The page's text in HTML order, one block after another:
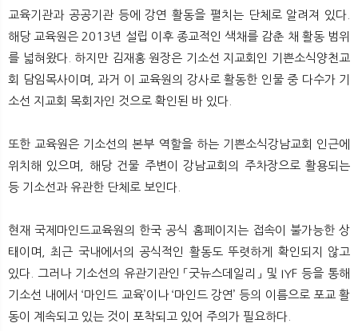
교육기관과 공공기관 등에 강연 활동을 펼치는 단체로 알려져 있다.
해당 교육원은 2013년 설립 이후 종교적인 색채를 감춘 채 활동 범위
를 넓혀왔다. 하지만 김재홍 원장은 기소선 지교회인 기쁜소식양천교
회 담임목사이며, 과거 이 교육원의 강사로 활동한 인물 중 다수가 기
소선 지교회 목회자인 것으로 확인된 바 있다.
또한 교육원은 기소선의 본부 역할을 하는 기쁜소식강남교회 인근에
위치해 있으며, 해당 건물 주변이 강남교회의 주차장으로 활용되는
등 기소선과 유관한 단체로 보인다.
현재 국제마인드교육원의 한국 공식 홈페이지는 접속이 불가능한 상
태이며, 최근 국내에서의 공식적인 활동도 뚜렷하게 확인되지 않고
있다. 그러나 기소선의 유관기관인 「굿뉴스데일리」 및 IYF 등을 통해
기소선 내에서 ‘마인드 교육’이나 ‘마인드 강연’ 등의 이름으로 포교 활
동이 계속되고 있는 것이 포착되고 있어 주의가 필요하다.